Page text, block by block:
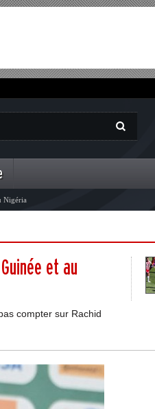
Nigéria
et au
compter sur Rachid